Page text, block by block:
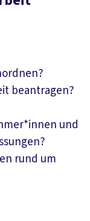
beantragen?
und
rund um